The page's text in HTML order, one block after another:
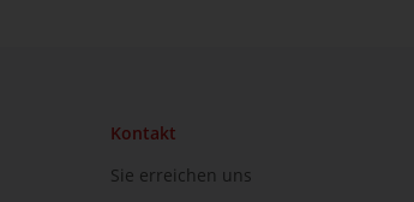
Kontakt
Sie erreichen uns